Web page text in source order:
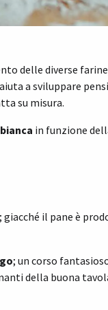
delle diverse
a sviluppare
su misura.
in funzione
il pane è
; un corso
della buona